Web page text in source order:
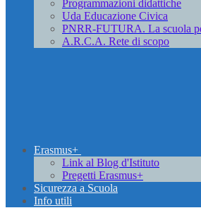
Programmazioni didattiche
Uda Educazione Civica
PNRR-FUTURA. La scuola
A.R.C.A. Rete di scopo
Erasmus+
Link al Blog d'Istituto
Pregetti Erasmus+
Sicurezza a Scuola
Info utili